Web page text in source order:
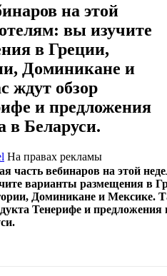
на этой
вы изучите
в Греции,
Доминикане и
ждут обзор
и предложения
в Беларуси.
На правах рекламы
часть вебинаров на этой
варианты размещения в
Доминикане и Мексике.
Тенерифе и предложения